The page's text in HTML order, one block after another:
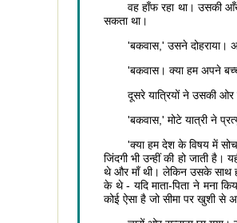
वह हाँफ रहा था। उसकी
सकता था।
'बकवास,' उसने दोहराया।
'बकवास। क्या हम अपने
दूसरे यात्रियों ने उसकी
'बकवास,' मोटे यात्री ने
'क्या हम देश के विषय में
जिंदगी भी उन्हीं की हो जाती
थे और माँ थी। लेकिन उसके साथ
के थे - यदि माता-पिता ने मना
कोई ऐसा है जो सीमा पर खुशी से